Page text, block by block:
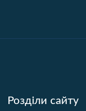
Розділи сайту